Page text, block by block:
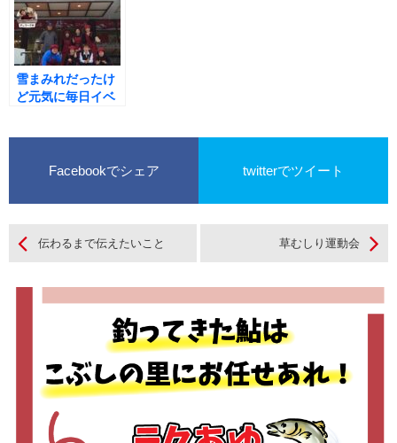
雪まみれだったけ
ど元気に毎日イベ
Facebookでシェア twitterでツイート
伝わるまで伝えたいこと 草むしり運動会